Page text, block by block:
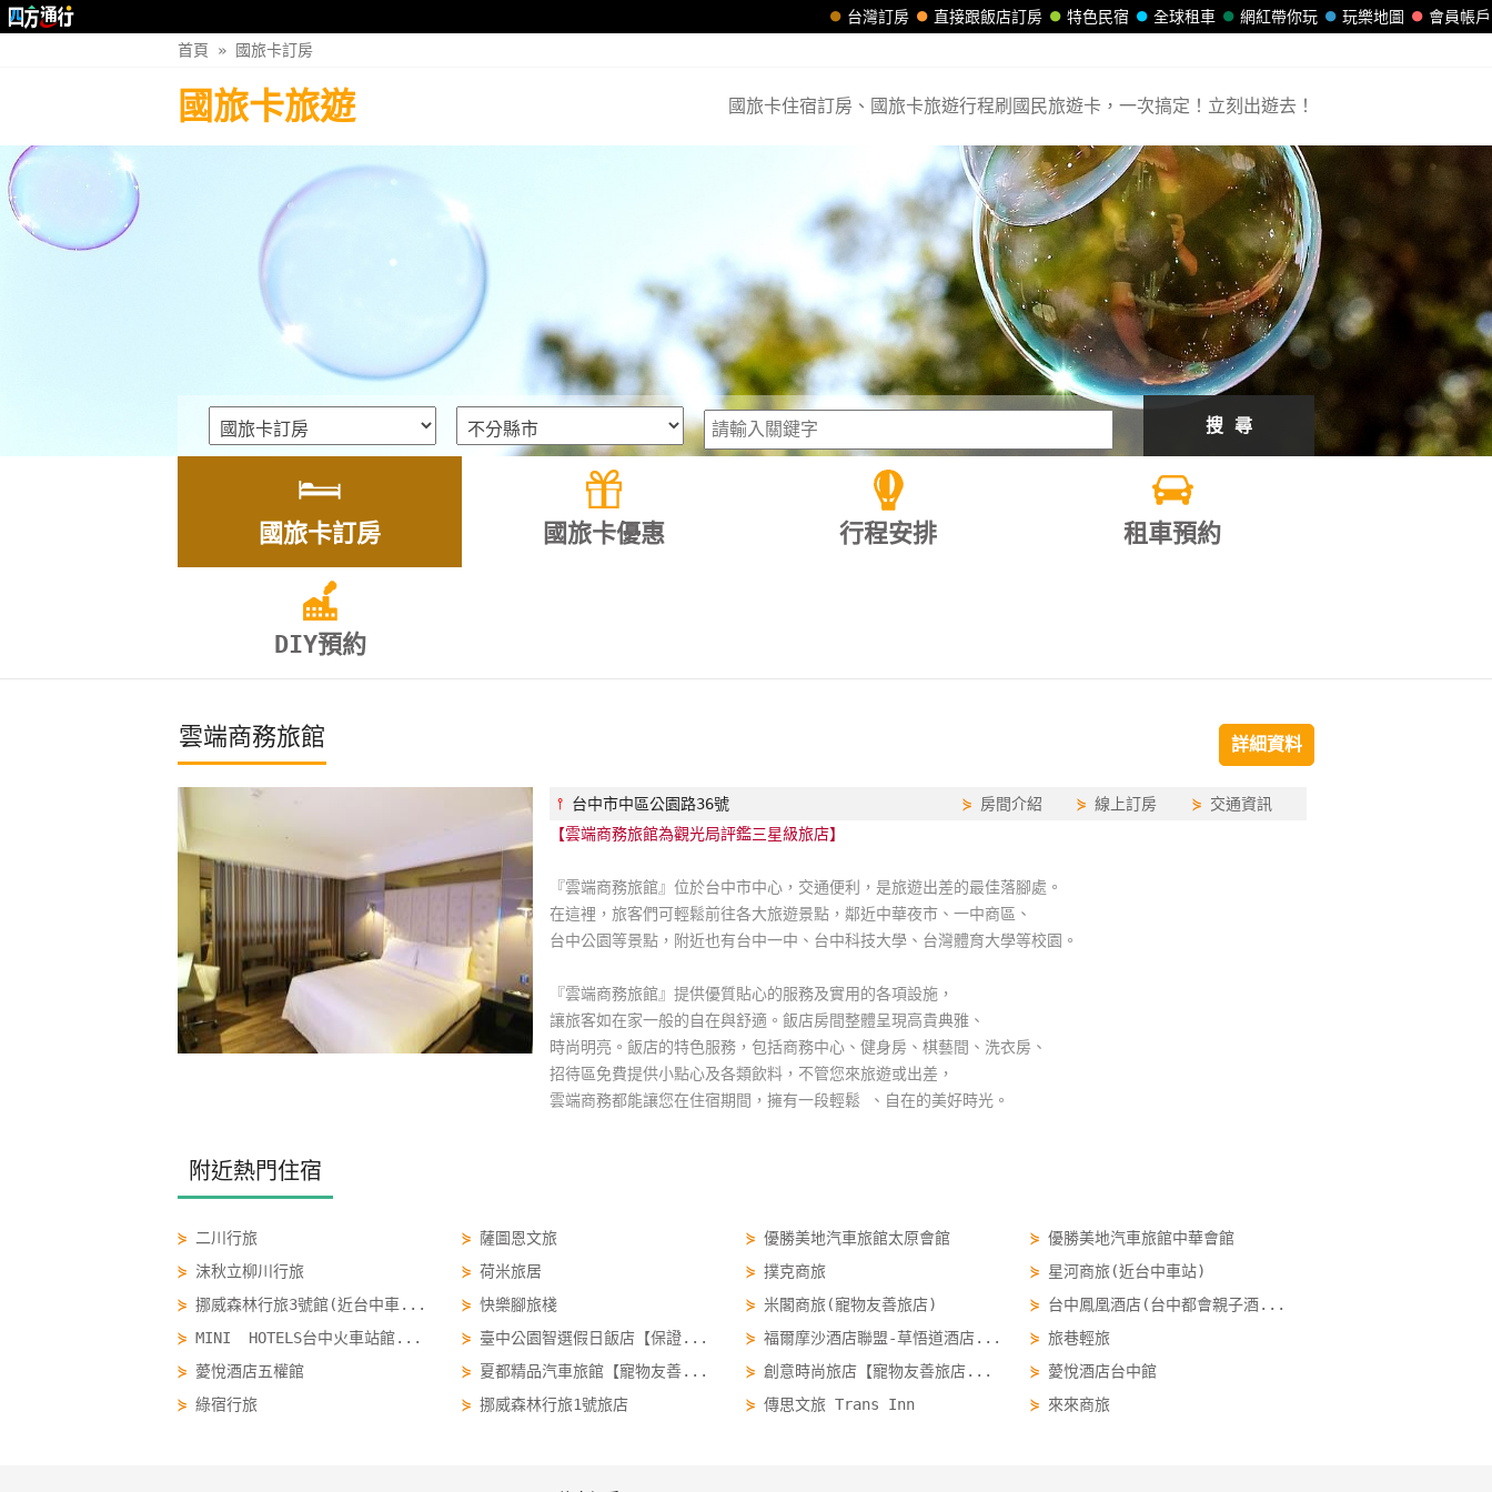
會員帳戶
玩樂地圖
網紅帶你玩
全球租車
特色民宿
直接跟飯店訂房
台灣訂房
首頁 » 國旅卡訂房
國旅卡旅遊 國旅卡住宿訂房、國旅卡旅遊行程刷國民旅遊卡，一次搞定！立刻出遊去！
搜 尋
國旅卡訂房 國旅卡優惠 行程安排 租車預約
DIY預約
雲端商務旅館 詳細資料
⫯ 台中市中區公園路36號 ⋟ 房間介紹 ⋟線上訂房 ⋟ 交通資訊
【雲端商務旅館為觀光局評鑑三星級旅店】
『雲端商務旅館』位於台中市中心，交通便利，是旅遊出差的最佳落腳處。
在這裡，旅客們可輕鬆前往各大旅遊景點，鄰近中華夜市、一中商區、
台中公園等景點，附近也有台中一中、台中科技大學、台灣體育大學等校園。
『雲端商務旅館』提供優質貼心的服務及實用的各項設施，
讓旅客如在家一般的自在與舒適。飯店房間整體呈現高貴典雅、
時尚明亮。飯店的特色服務，包括商務中心、健身房、棋藝間、洗衣房、
招待區免費提供小點心及各類飲料，不管您來旅遊或出差，
雲端商務都能讓您在住宿期間，擁有一段輕鬆 、自在的美好時光。
附近熱門住宿
⋟ 二川行旅 ⋟ 薩圖恩文旅 ⋟ 優勝美地汽車旅館太原會館 ⋟ 優勝美地汽車旅館中華會館
⋟ 沫秋立柳川行旅 ⋟ 荷米旅居 ⋟ 撲克商旅 ⋟ 星河商旅(近台中車站)
⋟ 挪威森林行旅3號館(近台中車... ⋟ 快樂腳旅棧 ⋟ 米閣商旅(寵物友善旅店) ⋟ 台中鳳凰酒店(台中都會親子酒...
⋟ MINI HOTELS台中火車站館... ⋟ 臺中公園智選假日飯店【保證... ⋟ 福爾摩沙酒店聯盟-草悟道酒店... ⋟ 旅巷輕旅
⋟ 薆悅酒店五權館 ⋟ 夏都精品汽車旅館【寵物友善... ⋟ 創意時尚旅店【寵物友善旅店... ⋟ 薆悅酒店台中館
⋟ 綠宿行旅 ⋟ 挪威森林行旅1號旅店 ⋟ 傳思文旅 Trans Inn ⋟ 來來商旅